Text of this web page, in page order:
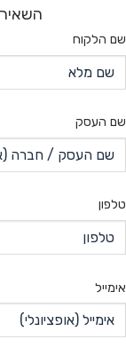
שם הלקוח
שם העסק
טלפון
אימייל